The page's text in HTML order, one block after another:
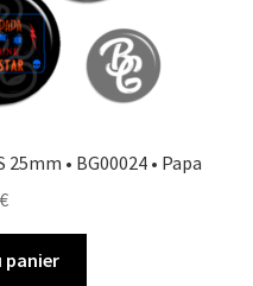
• BG00024 • Papa
€
panier